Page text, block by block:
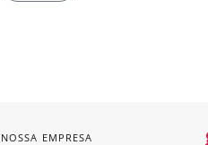
NOSSA EMPRESA